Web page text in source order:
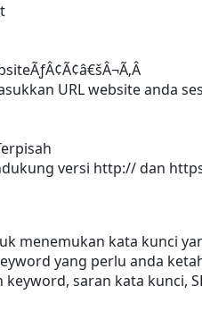
URL website anda
versi http:// dan
menemukan kata kunci
yang perlu anda
saran kata kunci,